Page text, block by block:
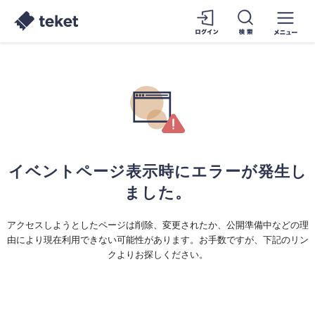
イベントページ表示時にエラーが発生し
ました。
アクセスしようとしたページは削除、変更されたか、公開準備中などの理
由により現在利用できない可能性があります。お手数ですが、下記のリン
クよりお探しください。